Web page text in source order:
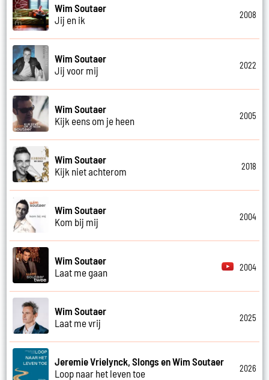
Wim Soutaer
Jij en ik
2008
Wim Soutaer
Jij voor mij
2022
Wim Soutaer
Kijk eens om je heen
2005
Wim Soutaer
Kijk niet achterom
2018
Wim Soutaer
Kom bij mij
2004
Wim Soutaer
Laat me gaan
2004
Wim Soutaer
Laat me vrij
2025
Jeremie Vrielynck, Slongs en Wim Soutaer
Loop naar het leven toe
2026